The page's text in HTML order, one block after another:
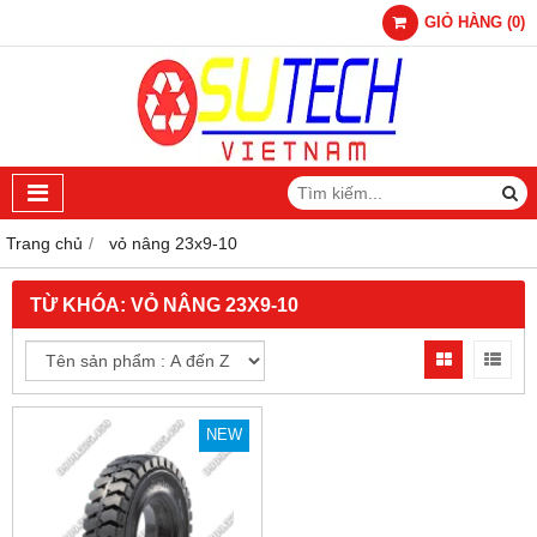
GIỎ HÀNG (0)
Trang chủ vỏ nâng 23x9-10
TỪ KHÓA: VỎ NÂNG 23X9-10
NEW